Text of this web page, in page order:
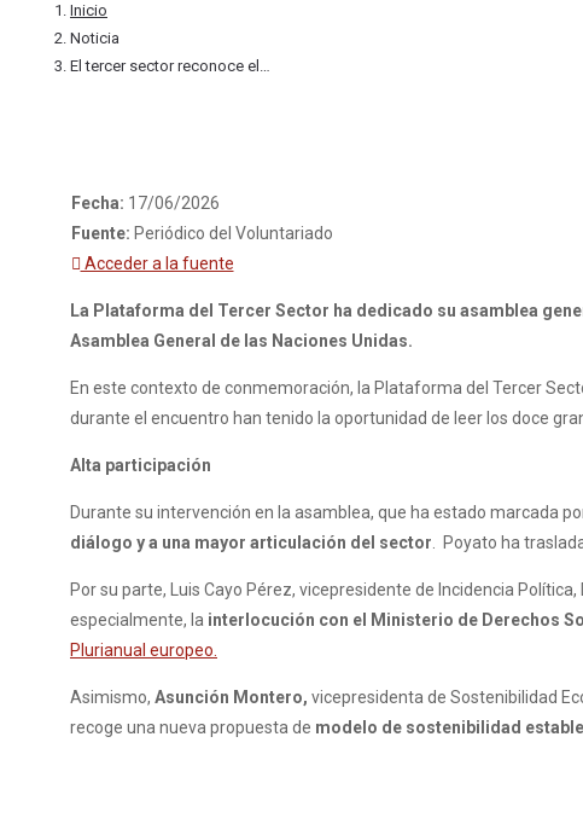
Inicio
Noticia
El tercer sector reconoce el…
Fecha: 17/06/2026
Fuente: Periódico del Voluntariado
Acceder a la fuente
La Plataforma del Tercer Sector ha dedicado su asamblea
Asamblea General de las Naciones Unidas.
En este contexto de conmemoración, la Plataforma del Tercer
durante el encuentro han tenido la oportunidad de leer los doce
Alta participación
Durante su intervención en la asamblea, que ha estado marcada
diálogo y a una mayor articulación del sector. Poyato ha
Por su parte, Luis Cayo Pérez, vicepresidente de Incidencia
especialmente, la interlocución con el Ministerio de Derechos
Plurianual europeo.
Asimismo, Asunción Montero, vicepresidenta de Sostenibilidad
recoge una nueva propuesta de modelo de sostenibilidad